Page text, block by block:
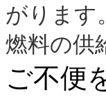
がります
燃料の供
ご不便